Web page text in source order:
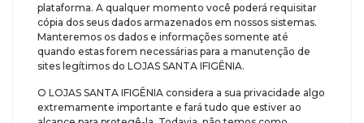
plataforma. A qualquer momento você poderá requisitar
cópia dos seus dados armazenados em nossos sistemas.
Manteremos os dados e informações somente até
quando estas forem necessárias para a manutenção de
sites legítimos do LOJAS SANTA IFIGÊNIA.
O LOJAS SANTA IFIGÊNIA considera a sua privacidade algo
extremamente importante e fará tudo que estiver ao